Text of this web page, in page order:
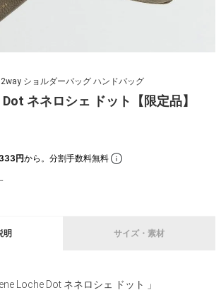
ショルダーバッグ ハンドバッグ
ネネロシェ ドット【限定品】
円から。分割手数料無料
明 サイズ・素材
Loche Dot ネネロシェ ドット 」